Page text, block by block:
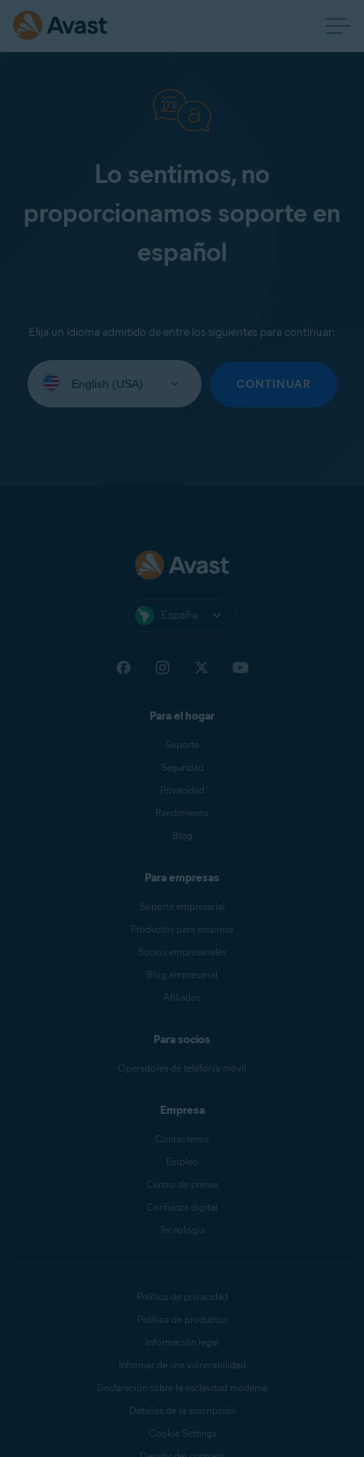
Lo sentimos, no
proporcionamos soporte en
español
Elija un idioma admitido de entre los siguientes para continuar:
su
CONTINUAR
España
Para el hogar
Soporte
Seguridad
Privacidad
Rendimiento
Blog
Para empresas
Soporte empresarial
Productos para empresa
Socios empresariales
Blog empresarial
Afiliados
Para socios
Operadores de telefonía móvil
Empresa
Contáctenos
Empleo
Centro de prensa
Confianza digital
Tecnología
Política de privacidad
Política de productos
Información legal
Informar de una vulnerabilidad
Declaración sobre la esclavitud moderna
Detalles de la suscripción
Cookie Settings